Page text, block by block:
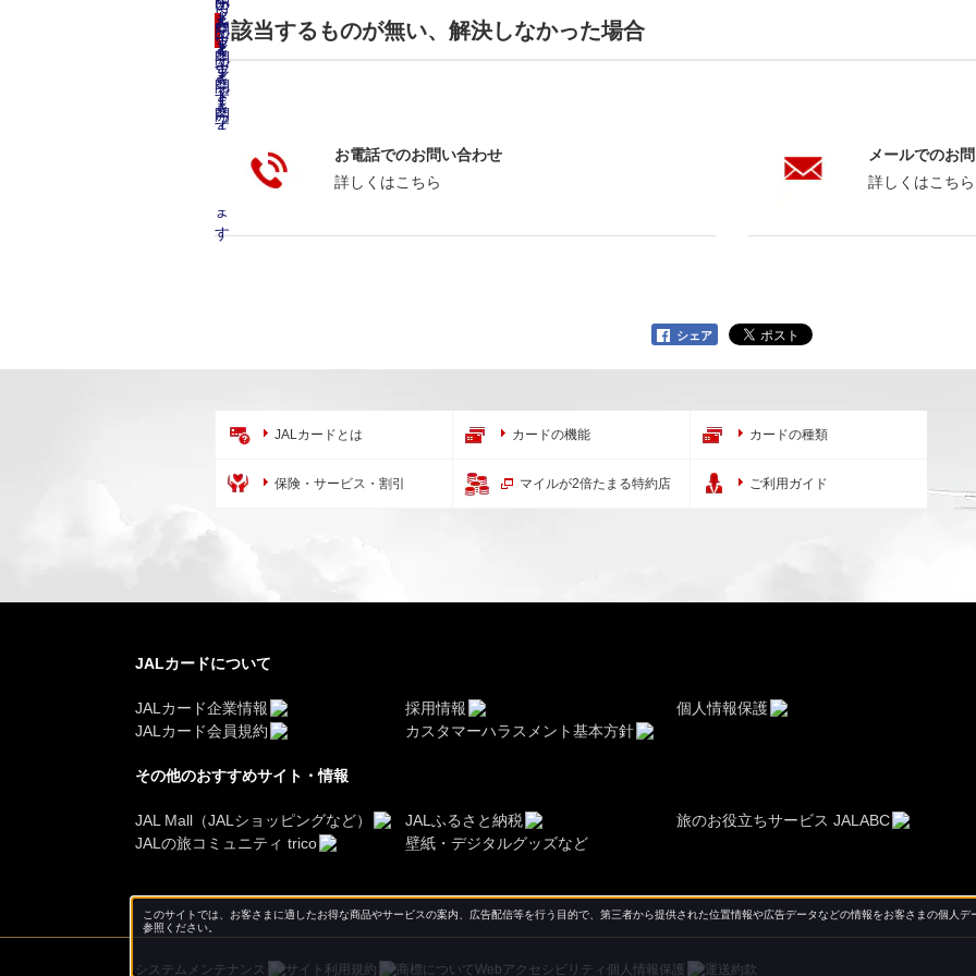
該当するものが無い、解決しなかった場合
お電話でのお問い合わせ
詳しくはこちら
メールでのお
詳しくはこちら
シェア
JALカードとは カードの機能 カードの種類
保険・サービス・割引 マイルが2倍たまる特約店 ご利用ガイド
JALカードについて
JALカード企業情報 採用情報
個人情報保護
JALカード会員規約
カスタマーハラスメント基本方針
その他のおすすめサイト・情報
JAL Mall（JALショッピングなど） JALふるさと納税
旅のお役立ちサービス JALABC
JALの旅コミュニティ trico
壁紙・デジタルグッズなど
システムメンテナンス サイト利用規約 商標についてWebアクセシビリティ 個人情報保護 運送約款
このサイトでは、お客さまに適したお得な商品やサービスの案内、広告配信等を行う目的で、第三者から提供された位置情報や広告データなどの情報をお客さまの個人
参照ください。